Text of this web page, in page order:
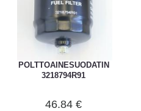
POLTTOAINESUODATIN
3218794R91
46.84 €